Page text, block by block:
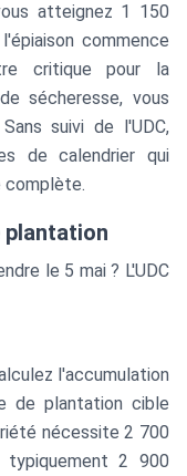
atteignez 1 150
commence
critique pour la
sécheresse, vous
suivi de l'UDC,
de calendrier qui
complète.
plantation
le 5 mai ? L'UDC
l'accumulation
de plantation cible
nécessite 2 700
2 900